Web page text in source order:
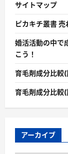
サイトマップ
ピカキチ叢書
婚活活動の中で
こう！
育毛剤成分比較(
育毛剤成分比較
アーカイブ